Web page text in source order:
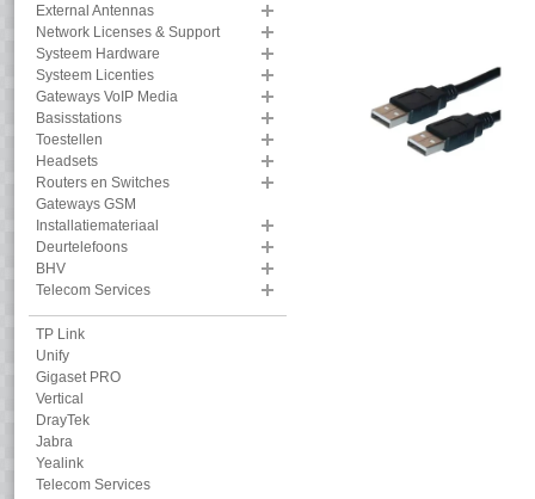
External Antennas
Network Licenses & Support
Systeem Hardware
Systeem Licenties
Gateways VoIP Media
Basisstations
Toestellen
Headsets
Routers en Switches
Gateways GSM
Installatiemateriaal
Deurtelefoons
BHV
Telecom Services
TP Link
Unify
Gigaset PRO
Vertical
DrayTek
Jabra
Yealink
Telecom Services